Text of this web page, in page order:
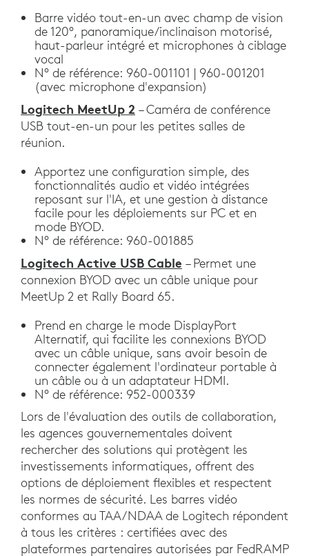
Barre vidéo tout-en-un avec champ de vision
de 120°, panoramique/inclinaison motorisé,
haut-parleur intégré et microphones à ciblage
vocal
N° de référence: 960-001101 | 960-001201
(avec microphone d'expansion)
Logitech MeetUp 2 – Caméra de conférence
USB tout-en-un pour les petites salles de
réunion.
Apportez une configuration simple, des
fonctionnalités audio et vidéo intégrées
reposant sur l'IA, et une gestion à distance
facile pour les déploiements sur PC et en
mode BYOD.
N° de référence: 960-001885
Logitech Active USB Cable – Permet une
connexion BYOD avec un câble unique pour
MeetUp 2 et Rally Board 65.
Prend en charge le mode DisplayPort
Alternatif, qui facilite les connexions BYOD
avec un câble unique, sans avoir besoin de
connecter également l'ordinateur portable à
un câble ou à un adaptateur HDMI.
N° de référence: 952-000339
Lors de l'évaluation des outils de collaboration,
les agences gouvernementales doivent
rechercher des solutions qui protègent les
investissements informatiques, offrent des
options de déploiement flexibles et respectent
les normes de sécurité. Les barres vidéo
conformes au TAA/NDAA de Logitech répondent
à tous les critères : certifiées avec des
plateformes partenaires autorisées par FedRAMP